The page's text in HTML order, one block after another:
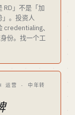
RD」不是「加
」。投资人
、
份。找一个工
运营 · 中年转